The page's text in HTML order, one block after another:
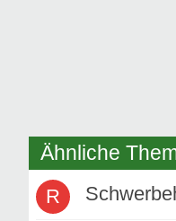
Ähnliche
R